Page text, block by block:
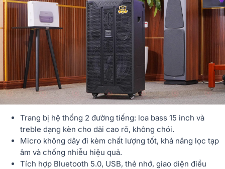
Trang bị hệ thống 2 đường tiếng: loa bass 15 inch và
treble dạng kèn cho dải cao rõ, không chói.
Micro không dây đi kèm chất lượng tốt, khả năng lọc tạp
âm và chống nhiễu hiệu quả.
Tích hợp Bluetooth 5.0, USB, thẻ nhớ, giao diện điều